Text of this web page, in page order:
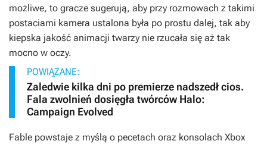
możliwe, to gracze sugerują, aby przy rozmowach z takimi
postaciami kamera ustalona była po prostu dalej, tak aby
kiepska jakość animacji twarzy nie rzucała się aż tak
mocno w oczy.
POWIĄZANE:
Zaledwie kilka dni po premierze nadszedł cios.
Fala zwolnień dosięgła twórców Halo:
Campaign Evolved
Fable powstaje z myślą o pecetach oraz konsolach Xbox